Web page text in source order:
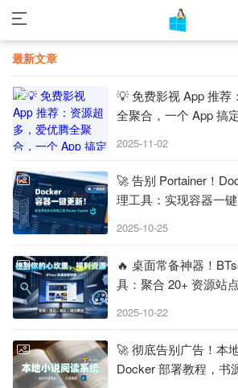
最新文章
💡 免费影视 App 推荐
全聚合，一个 App 搞
2025-11-02
🚀 告别 Portainer！
理工具：实现容器一
2025-10-25
🔥 桌面常备神器！
具：聚合 20+ 资源站点
2025-10-22
🚀 彻底告别广告！本
Docker 部署教程，书